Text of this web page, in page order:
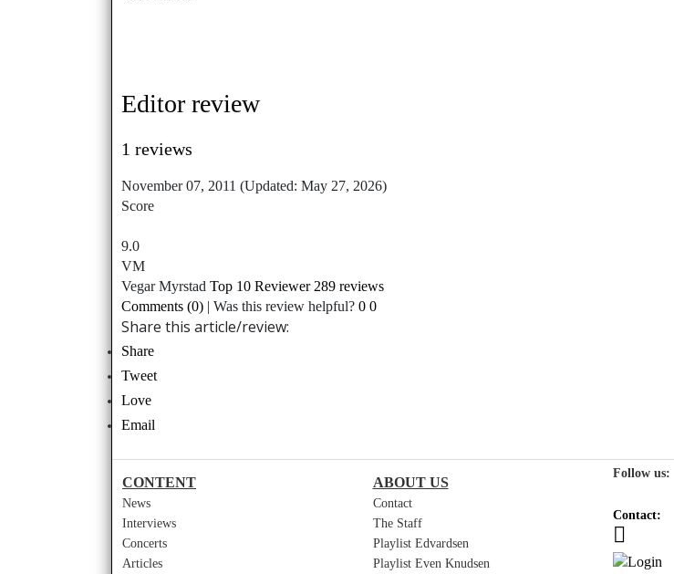
Editor review
1 reviews
November 07, 2011 (Updated: May 27, 2026)
Score
9.0
VM
Vegar Myrstad Top 10 Reviewer 289 reviews
Comments (0) | Was this review helpful? 0 0
Share this article/review:
Share
Tweet
Love
Email
CONTENT
News
Interviews
Concerts
Articles
ABOUT US
Contact
The Staff
Playlist Edvardsen
Playlist Even Knudsen
Follow us:
Contact: